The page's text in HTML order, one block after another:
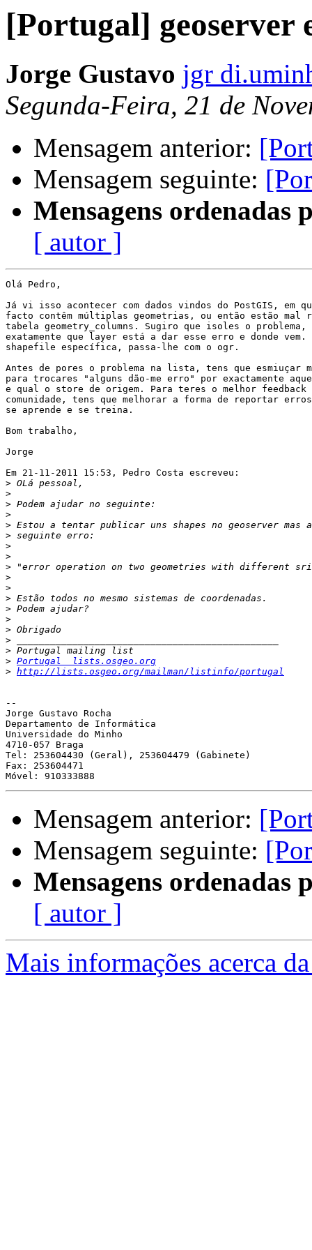
[Portugal] geoserver
Jorge Gustavo jgr
Segunda-Feira, 21 de
Mensagem anterior:
Mensagem seguinte:
Mensagens ordenadas
[ autor ]
Olá Pedro,
Já vi isso acontecer com dados vindos do PostGIS, em
facto contêm múltiplas geometrias, ou então estão mal
tabela geometry_columns. Sugiro que isoles o
exatamente que layer está a dar esse erro e donde
shapefile específica, passa-lhe com o ogr.
Antes de pores o problema na lista, tens que esmiuçar
para trocares "alguns dão-me erro" por exactamente
e qual o store de origem. Para teres o melhor
comunidade, tens que melhorar a forma de reportar
se aprende e se treina.
Bom trabalho,
Jorge
Em 21-11-2011 15:53, Pedro Costa escreveu:
>
>
>
>
>
>
>
>
>
>
>
>
>
>
>
>
>
> Portugal  lists.osgeo.org
> http://lists.osgeo.org/mailman/listinfo/portugal
--
Jorge Gustavo Rocha
Departamento de Informática
Universidade do Minho
4710-057 Braga
Tel: 253604430 (Geral), 253604479 (Gabinete)
Fax: 253604471
Mensagem anterior:
Mensagem seguinte:
Mensagens ordenadas
[ autor ]
Mais informações acerca